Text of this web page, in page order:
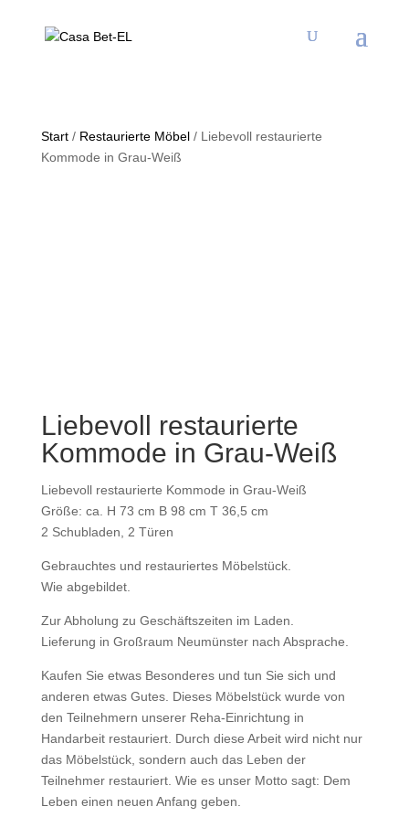
Start/ Restaurierte Möbel/ Liebevoll restaurierte
Kommode in Grau-Weiß
Liebevoll restaurierte
Kommode in Grau-Weiß
Liebevoll restaurierte Kommode in Grau-Weiß
Größe: ca. H 73 cm B 98 cm T 36,5 cm
2 Schubladen, 2 Türen
Gebrauchtes und restauriertes Möbelstück.
Wie abgebildet.
Zur Abholung zu Geschäftszeiten im Laden.
Lieferung in Großraum Neumünster nach Absprache.
Kaufen Sie etwas Besonderes und tun Sie sich und
anderen etwas Gutes. Dieses Möbelstück wurde von
den Teilnehmern unserer Reha-Einrichtung in
Handarbeit restauriert. Durch diese Arbeit wird nicht nur
das Möbelstück, sondern auch das Leben der
Teilnehmer restauriert. Wie es unser Motto sagt: Dem
Leben einen neuen Anfang geben.